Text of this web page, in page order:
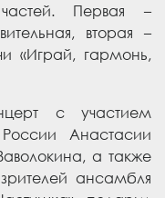
Первая –
вторая –
«Играй, гармонь,
с участием
Анастасии
а также
ансамбля